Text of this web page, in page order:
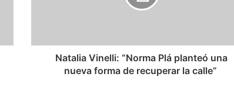
​Natalia Vinelli: “Norma Plá planteó una
nueva forma de recuperar la calle”